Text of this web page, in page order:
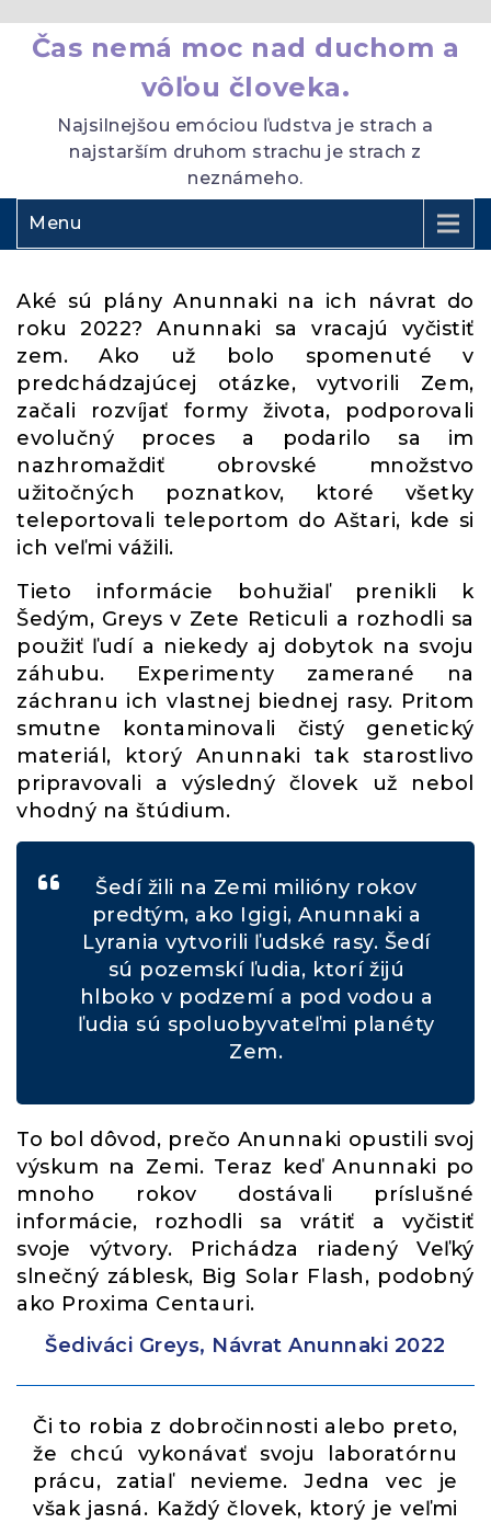
Čas nemá moc nad duchom a
vôľou človeka.
Najsilnejšou emóciou ľudstva je strach a
najstarším druhom strachu je strach z
neznámeho.
Menu
Aké sú plány Anunnaki na ich návrat do
roku 2022? Anunnaki sa vracajú vyčistiť
zem. Ako už bolo spomenuté v
predchádzajúcej otázke, vytvorili Zem,
začali rozvíjať formy života, podporovali
evolučný proces a podarilo sa im
nazhromaždiť obrovské množstvo
užitočných poznatkov, ktoré všetky
teleportovali teleportom do Aštari, kde si
ich veľmi vážili.
Tieto informácie bohužiaľ prenikli k
Šedým, Greys v Zete Reticuli a rozhodli sa
použiť ľudí a niekedy aj dobytok na svoju
záhubu. Experimenty zamerané na
záchranu ich vlastnej biednej rasy. Pritom
smutne kontaminovali čistý genetický
materiál, ktorý Anunnaki tak starostlivo
pripravovali a výsledný človek už nebol
vhodný na štúdium.
Šedí žili na Zemi milióny rokov
predtým, ako Igigi, Anunnaki a
Lyrania vytvorili ľudské rasy. Šedí
sú pozemskí ľudia, ktorí žijú
hlboko v podzemí a pod vodou a
ľudia sú spoluobyvateľmi planéty
Zem.
To bol dôvod, prečo Anunnaki opustili svoj
výskum na Zemi. Teraz keď Anunnaki po
mnoho rokov dostávali príslušné
informácie, rozhodli sa vrátiť a vyčistiť
svoje výtvory. Prichádza riadený Veľký
slnečný záblesk, Big Solar Flash, podobný
ako Proxima Centauri.
Šediváci Greys, Návrat Anunnaki 2022
Či to robia z dobročinnosti alebo preto,
že chcú vykonávať svoju laboratórnu
prácu, zatiaľ nevieme. Jedna vec je
však jasná. Každý človek, ktorý je veľmi